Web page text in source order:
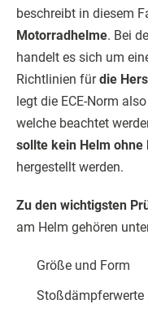
beschreibt in diesem
Motorradhelme. Bei
handelt es sich um
Richtlinien fürdie
legt die ECE-Norm also
welche beachtet
sollte kein Helm ohne
hergestellt werden.
Zu den wichtigsten
am Helm gehören
Größe und Form